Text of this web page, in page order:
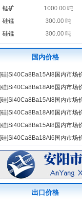
锰矿
1000.00 吨
硅锰
300.00 吨
硅锰
300.00 吨
国内价格
[硅]Si40Ca8Ba15Al8国内市场
[硅]Si40Ca8Ba18Al6国内市场
[硅]Si40Ca8Ba15Al8国内市场
[硅]Si40Ca8Ba18Al6国内市场
[硅]Si40Ca8Ba15Al8国内市场
[硅]Si40Ca8Ba18Al6国内市场
出口价格